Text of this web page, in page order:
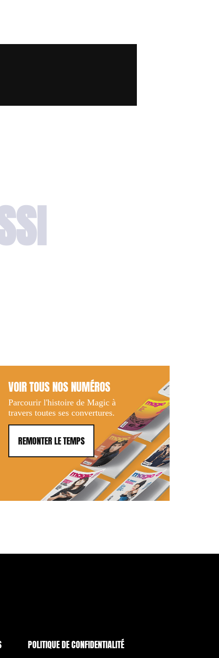
VOIR TOUS NOS NUMÉROS
Parcourir l'histoire de Magic à
travers toutes ses convertures.
REMONTER LE TEMPS
POLITIQUE DE CONFIDENTIALITÉ